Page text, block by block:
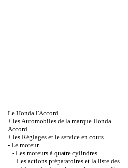
Le Honda l'Accord
+ les Automobiles de la marque Honda
Accord
+ les Réglages et le service en cours
- Le moteur
- Les moteurs à quatre cylindres
Les actions préparatoires et la liste des